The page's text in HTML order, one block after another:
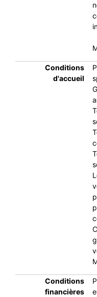
Conditions
d'accueil
Conditions
financières